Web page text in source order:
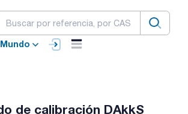
de calibración DAkkS